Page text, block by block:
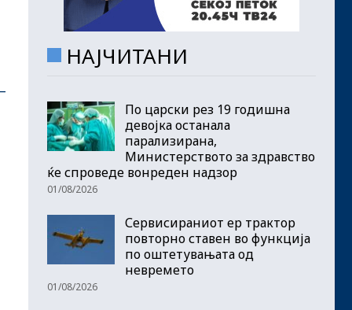
НАЈЧИТАНИ
По царски рез 19 годишна
девојка останала
парализирана,
Министерството за здравство
ќе спроведе вонреден надзор
01/08/2026
Сервисираниот ер трактор
повторно ставен во функција
по оштетувањата од
невремето
01/08/2026